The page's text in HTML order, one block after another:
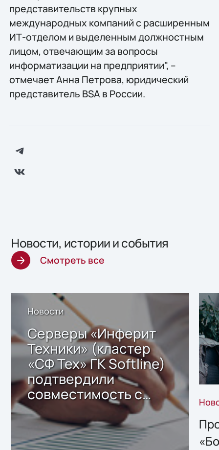
представительств крупных
международных компаний с расширенным
ИТ-отделом и выделенным должностным
лицом, отвечающим за вопросы
информатизации на предприятии", –
отмечает Анна Петрова, юридический
представитель BSA в России.
Новости, истории и события
Смотреть все
Новости
Серверы «Инферит
Техники» (кластер
«СФ Тех» ГК Softline)
подтвердили
совместимость с
решением Sharx
Storage 2.x для
хранения данных